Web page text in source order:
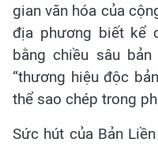
gian văn hóa của
địa phương biết kể
bằng chiều sâu
“thương hiệu độc
thể sao chép trong
Sức hút của Bản